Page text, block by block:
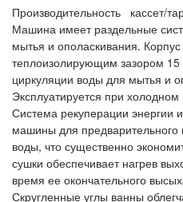
Производительность кассет/
Машина имеет раздельные
мытья и ополаскивания.
теплоизолирующим зазором
циркуляции воды для мытья и
Эксплуатируется при
Система рекуперации энергии
машины для
воды, что существенно
сушки обеспечивает нагрев
время ее окончательного
Скругленные углы ванны